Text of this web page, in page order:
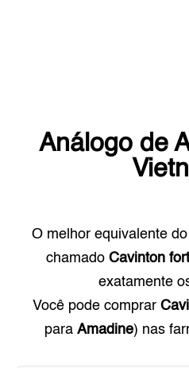
Análogo de
O melhor equivalente do
chamado Cavinton
exatamente
Você pode comprar
para Amadine) nas